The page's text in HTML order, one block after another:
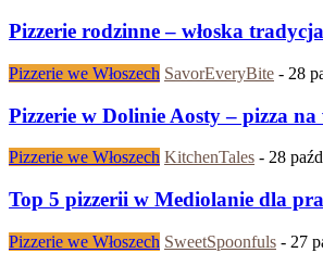
Pizzerie rodzinne – włoska
Pizzerie we Włoszech SavorEveryBite - 28
Pizzerie w Dolinie Aosty – pizza na
Pizzerie we Włoszech KitchenTales - 28
Top 5 pizzerii w Mediolanie dla
Pizzerie we Włoszech SweetSpoonfuls - 27